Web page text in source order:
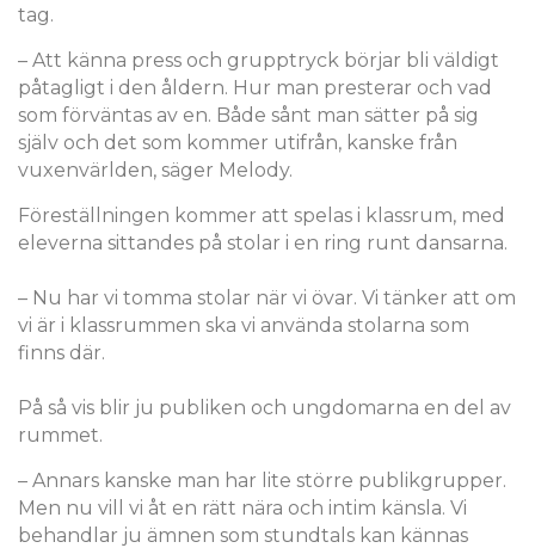
tag.
– Att känna press och grupptryck börjar bli väldigt
påtagligt i den åldern. Hur man presterar och vad
som förväntas av en. Både sånt man sätter på sig
själv och det som kommer utifrån, kanske från
vuxenvärlden, säger Melody.
Föreställningen kommer att spelas i klassrum, med
eleverna sittandes på stolar i en ring runt dansarna.
– Nu har vi tomma stolar när vi övar. Vi tänker att om
vi är i klassrummen ska vi använda stolarna som
finns där.
På så vis blir ju publiken och ungdomarna en del av
rummet.
– Annars kanske man har lite större publikgrupper.
Men nu vill vi åt en rätt nära och intim känsla. Vi
behandlar ju ämnen som stundtals kan kännas